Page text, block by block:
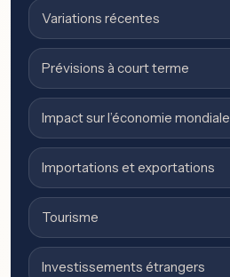
Variations récentes
Prévisions à court terme
Impact sur l’économie mondiale
Importations et exportations
Tourisme
Investissements étrangers